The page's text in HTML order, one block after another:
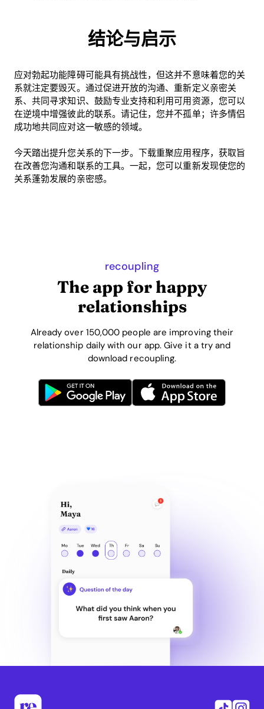
结论与启示
应对勃起功能障碍可能具有挑战性，但这并不意味着您的关
系就注定要毁灭。通过促进开放的沟通、重新定义亲密关
系、共同寻求知识、鼓励专业支持和利用可用资源，您可以
在逆境中增强彼此的联系。请记住，您并不孤单；许多情侣
成功地共同应对这一敏感的领域。
今天踏出提升您关系的下一步。下载重聚应用程序，获取旨
在改善您沟通和联系的工具。一起，您可以重新发现使您的
关系蓬勃发展的亲密感。
recoupling
The app for happy
relationships
Already over 150,000 people are improving their
relationship daily with our app. Give it a try and
download recoupling.